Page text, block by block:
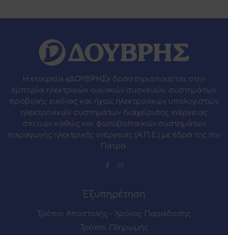
Η εταιρεία «ΔΟΥΒΡΗΣ» δραστηριοποιείται στην
εμπορία ηλεκτρικών οικιακών συσκευών, συστημάτων
προβολής εικόνας και ήχου, ηλεκτρονικών υπολογιστών,
ηλεκτρονικών συστημάτων διαχείρισης ενέργειας
σπιτιών καθώς και φωτοβολταϊκών συστημάτων
παραγωγής ηλεκτρικής ενέργειας (Α.Π.Ε.) με έδρα της την
Πάτρα.
Εξυπηρέτηση
Τρόποι Αποστολής - Χρόνος Παράδοσης
Τρόποι Πληρωμής